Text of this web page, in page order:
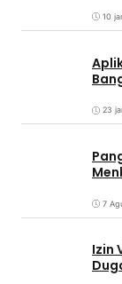
10
23
7
Izin